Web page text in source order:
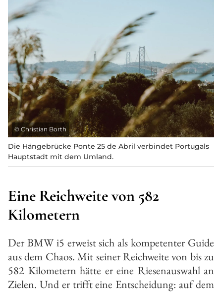
© Christian Borth
Die Hängebrücke Ponte 25 de Abril verbindet Portugals
Hauptstadt mit dem Umland.
Eine Reichweite von 582
Kilometern
Der BMW i5 erweist sich als kompeten­ter Guide
aus dem Chaos. Mit seiner Reichweite von bis zu
582 Kilometern hätte er eine Riesenauswahl an
Zie­len. Und er trifft eine Entscheidung: auf dem